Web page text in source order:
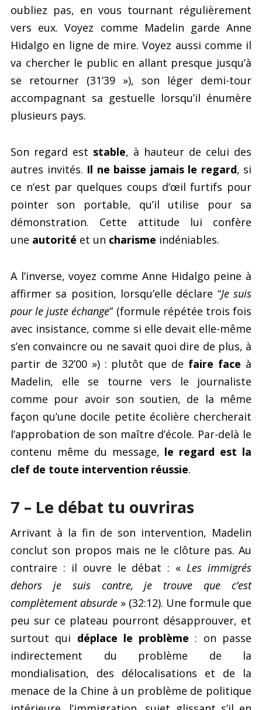
oubliez pas, en vous tournant régulièrement
vers eux. Voyez comme Madelin garde Anne
Hidalgo en ligne de mire. Voyez aussi comme il
va chercher le public en allant presque jusqu’à
se retourner (31’39 »), son léger demi-tour
accompagnant sa gestuelle lorsqu’il énumère
plusieurs pays.
Son regard est stable, à hauteur de celui des
autres invités. Il ne baisse jamais le regard, si
ce n’est par quelques coups d’œil furtifs pour
pointer son portable, qu’il utilise pour sa
démonstration. Cette attitude lui confère
une autorité et un charisme indéniables.
A l’inverse, voyez comme Anne Hidalgo peine à
affirmer sa position, lorsqu’elle déclare “Je suis
pour le juste échange” (formule répétée trois fois
avec insistance, comme si elle devait elle-même
s’en convaincre ou ne savait quoi dire de plus, à
partir de 32’00 ») : plutôt que de faire face à
Madelin, elle se tourne vers le journaliste
comme pour avoir son soutien, de la même
façon qu’une docile petite écolière chercherait
l’approbation de son maître d’école. Par-delà le
contenu même du message, le regard est la
clef de toute intervention réussie.
7 – Le débat tu ouvriras
Arrivant à la fin de son intervention, Madelin
conclut son propos mais ne le clôture pas. Au
contraire : il ouvre le débat : « Les immigrés
dehors je suis contre, je trouve que c’est
complètement absurde » (32:12). Une formule que
peu sur ce plateau pourront désapprouver, et
surtout qui déplace le problème : on passe
indirectement du problème de la
mondialisation, des délocalisations et de la
menace de la Chine à un problème de politique